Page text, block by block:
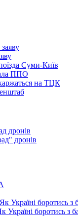
Суми-Київ
ППО
на ТЦК
дронів
боротись з